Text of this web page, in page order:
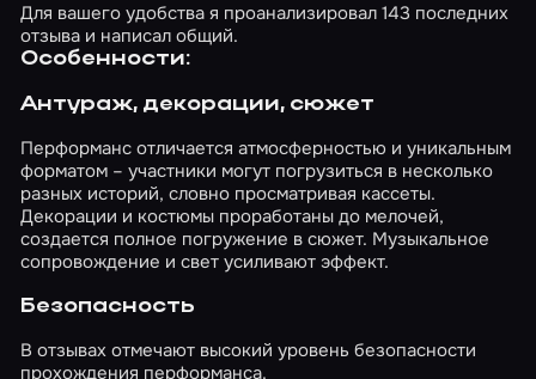
Для вашего удобства я проанализировал 143 последних
отзыва и написал общий.
Особенности:
Антураж, декорации, сюжет
Перформанс отличается атмосферностью и уникальным
форматом – участники могут погрузиться в несколько
разных историй, словно просматривая кассеты.
Декорации и костюмы проработаны до мелочей,
создается полное погружение в сюжет. Музыкальное
сопровождение и свет усиливают эффект.
Безопасность
В отзывах отмечают высокий уровень безопасности
прохождения перформанса.